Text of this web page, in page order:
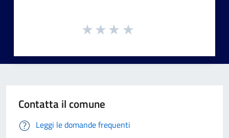
Contatta il comune
Leggi le domande frequenti